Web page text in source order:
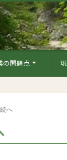
の問題点
へ